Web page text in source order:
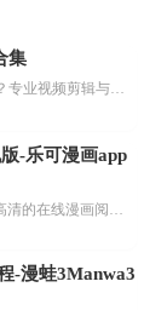
集
想制作出专业级的短视频或Vlog？专业视频剪辑与特效制作大全专题为你提供了从剪辑、抠像到特效包装的全套解决方案。无论是添加炫酷的片头、进行精准的视频抠图，还是制...
-乐可漫画app
乐可漫画APP，堪称主打免费与高清的在线漫画阅读神器。其官方版提供海量完整版漫画资源，无论是国内漫画，还是日漫、韩漫、台漫、美漫等国外漫画，应有尽有，随时供你阅读。只需轻点一下，便能直接进入阅读界面。不仅如此，乐可漫画最新版本更新速度极快，在这里，你总能抢先看到全网一手漫画章节内容！...
-漫蛙3Manwa3